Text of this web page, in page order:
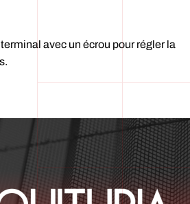
avec un écrou pour régler la